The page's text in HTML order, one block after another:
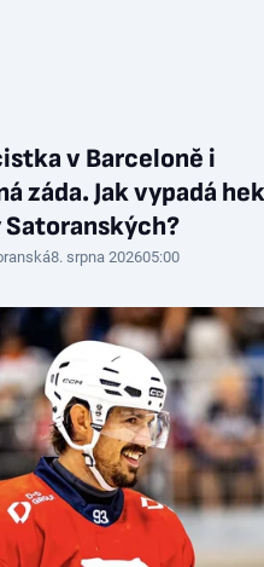
v Barceloně i
záda. Jak vypadá
8. srpna 202605:00